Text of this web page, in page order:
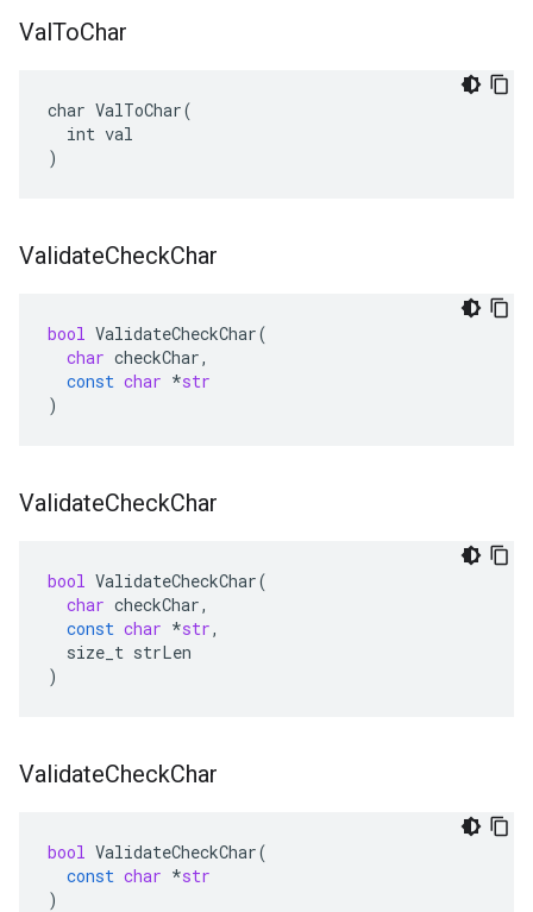
ValToChar
char ValToChar(
  int val
)
ValidateCheckChar
bool ValidateCheckChar(
char checkChar,
const char *str
)
ValidateCheckChar
bool ValidateCheckChar(
char checkChar,
const char *str,
size_t strLen
)
ValidateCheckChar
bool ValidateCheckChar(
const char *str
)